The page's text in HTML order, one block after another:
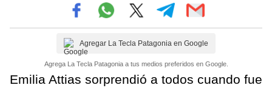
Agregar La Tecla Patagonia en Google
Agrega La Tecla Patagonia a tus medios preferidos en Google.
Emilia Attias sorprendió a todos cuando fue